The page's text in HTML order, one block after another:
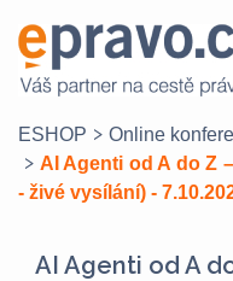
ESHOP
Online
AI Agenti od A do Z
- živé vysílání) -
AI Agenti od A